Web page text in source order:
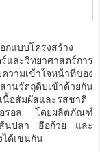
แบบโครงสร้าง
ละวิทยาศาสตร์การ
วามเข้าใจหน้าที่ของ
นวัตถุดิบเข้าด้วยกัน
นื้อสัมผัสและรสชาติ
อรอล โดยผลิตภัณฑ์
นปลา ฮือก้วย และ
ด้เช่นกัน